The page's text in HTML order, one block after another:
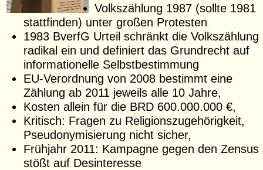
Volkszählung 1987 (sollte 1981
stattfinden) unter großen Protesten
1983 BverfG Urteil schränkt die Volkszählung
radikal ein und definiert das Grundrecht auf
informationelle Selbstbestimmung
EU-Verordnung von 2008 bestimmt eine
Zählung ab 2011 jeweils alle 10 Jahre,
Kosten allein für die BRD 600.000.000 €,
Kritisch: Fragen zu Religionszugehörigkeit,
Pseudonymisierung nicht sicher,
Frühjahr 2011: Kampagne gegen den Zensus
stößt auf Desinteresse